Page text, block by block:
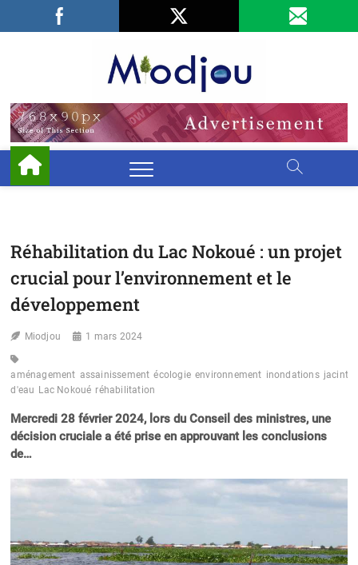
Facebook
LinkedIn
Réhabilitation du Lac Nokoué : un projet
crucial pour l’environnement et le
développement
Miodjou 1 mars 2024
aménagement assainissement écologie environnement inondations
d'eau Lac Nokoué réhabilitation
Mercredi 28 février 2024, lors du Conseil des ministres, une
décision cruciale a été prise en approuvant les conclusions
de…